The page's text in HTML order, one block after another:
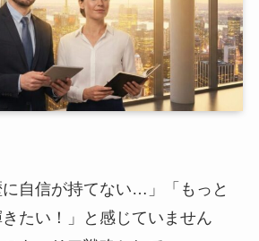
に自信が持てない…」「もっと
たい！」と感じていません